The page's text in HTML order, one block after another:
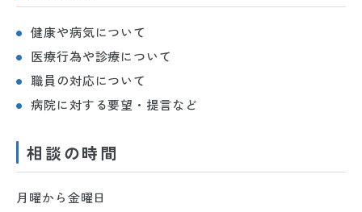
健康や病気について
医療行為や診療について
職員の対応について
病院に対する要望・提言など
相談の時間
月曜から金曜日